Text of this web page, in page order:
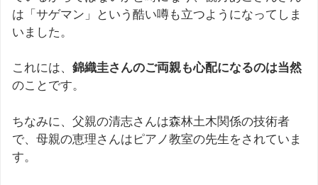
は「サゲマン」という酷い噂も立つようになってしま
いました。
これには、 錦織圭さんのご両親も心配になるのは当然
のことです。
ちなみに、父親の清志さんは森林土木関係の技術者
で、母親の恵理さんはピアノ教室の先生をされていま
す。